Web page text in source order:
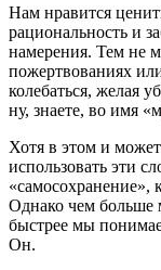
Нам нравится
рациональность и
намерения. Тем не
пожертвованиях
колебаться, желая
ну, знаете, во имя
Хотя в этом и
использовать эти
«самосохранение»,
Однако чем больше
быстрее мы
Он.